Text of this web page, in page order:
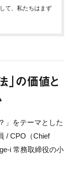
て、私たちはまず
」の価値と
」をテーマとした
/ CPO（Chief
i 常務取締役の小